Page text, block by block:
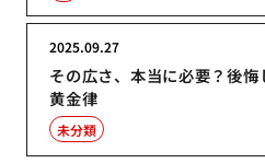
その広さ、本当に必要？後
黄金律
2025.09.27
未分類